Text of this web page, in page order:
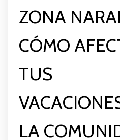
ZONA
CÓMO
TUS
LA